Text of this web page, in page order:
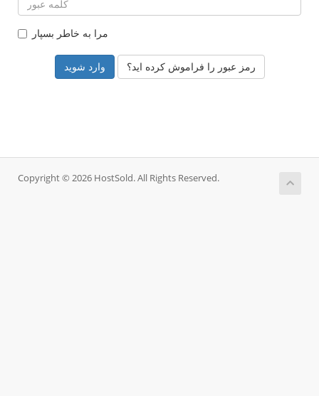
مرا به خاطر بسپار
رمز عبور را فراموش کرده اید؟
Copyright © 2026 HostSold. All Rights Reserved.